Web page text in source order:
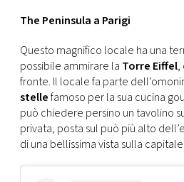
The Peninsula a Parigi
Questo magnifico locale ha una
possibile ammirare la Torre Eiffel,
fronte. Il locale fa parte
stellefamoso per la sua cucina
può chiedere persino un tavolino
privata, posta sul può più alto
di una bellissima vista sulla